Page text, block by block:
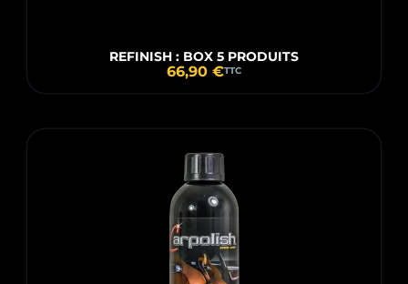
REFINISH : BOX 5 PRODUITS
66,90 €TTC